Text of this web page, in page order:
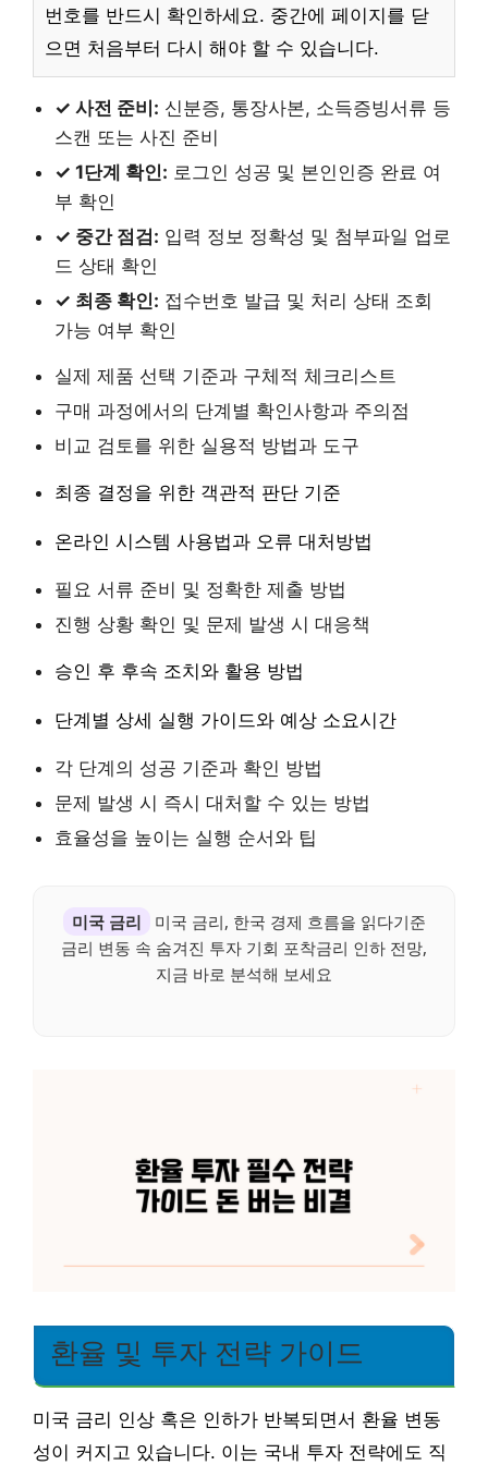
번호를 반드시 확인하세요. 중간에 페이지를 닫
으면 처음부터 다시 해야 할 수 있습니다.
✓ 사전 준비: 신분증, 통장사본, 소득증빙서류 등
스캔 또는 사진 준비
✓ 1단계 확인: 로그인 성공 및 본인인증 완료 여
부 확인
✓ 중간 점검: 입력 정보 정확성 및 첨부파일 업로
드 상태 확인
✓ 최종 확인: 접수번호 발급 및 처리 상태 조회
가능 여부 확인
실제 제품 선택 기준과 구체적 체크리스트
구매 과정에서의 단계별 확인사항과 주의점
비교 검토를 위한 실용적 방법과 도구
최종 결정을 위한 객관적 판단 기준
온라인 시스템 사용법과 오류 대처방법
필요 서류 준비 및 정확한 제출 방법
진행 상황 확인 및 문제 발생 시 대응책
승인 후 후속 조치와 활용 방법
단계별 상세 실행 가이드와 예상 소요시간
각 단계의 성공 기준과 확인 방법
문제 발생 시 즉시 대처할 수 있는 방법
효율성을 높이는 실행 순서와 팁
미국 금리
미국 금리, 한국 경제 흐름을 읽다기준
금리 변동 속 숨겨진 투자 기회 포착금리 인하 전망,
지금 바로 분석해 보세요
환율 및 투자 전략 가이드
미국 금리 인상 혹은 인하가 반복되면서 환율 변동
성이 커지고 있습니다. 이는 국내 투자 전략에도 직